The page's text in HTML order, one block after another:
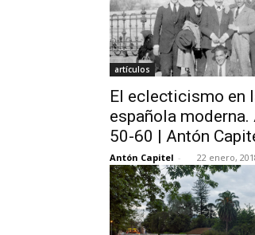
artículos
El eclecticismo en
española
50-60 | Antón
Antón Capitel - 22 enero,